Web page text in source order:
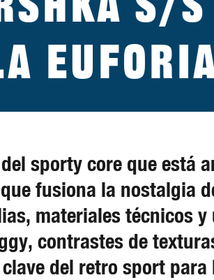
S/S
sporty core que está
fusiona la nostalgia
materiales técnicos
contrastes de
del retro sport